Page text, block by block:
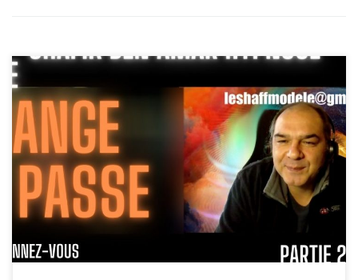
123-FR – Diane change le passé Partie 2 Shafik Ben
Amar Hypnose Régressive ésotériques Dans la vie il n’y a pas
d’échec seulement des résultats. Si ce que je fais ne donne rien
alors c’est qu’il faut faire autre chose, agir différemment. Le seule
moyen d ‘échouer c’est d’abandonner avant d’avoir réussi ! Cette
session […]